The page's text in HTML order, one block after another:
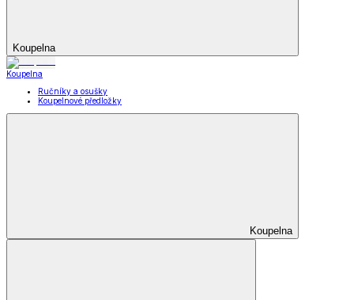
Koupelna
Koupelna
Ručníky a osušky
Koupelnové předložky
Koupelna